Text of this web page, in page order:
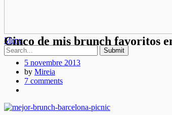
Menu
Cinco de mis brunch favoritos
5 novembre 2013
by Mireia
7 comments